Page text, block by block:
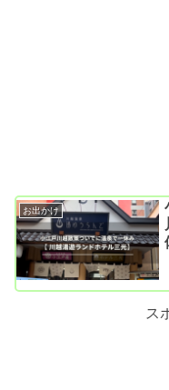
お出かけ
ス